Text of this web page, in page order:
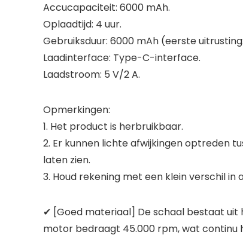
Accucapaciteit: 6000 mAh.
Oplaadtijd: 4 uur.
Gebruiksduur: 6000 mAh (eerste
Laadinterface: Type-C-interface.
Laadstroom: 5 V/2 A.
Opmerkingen:
1. Het product is herbruikbaar.
2. Er kunnen lichte afwijkingen optreden
laten zien.
3. Houd rekening met een klein verschil
✔ [Goed materiaal] De schaal bestaat uit
motor bedraagt 45.000 rpm, wat continu